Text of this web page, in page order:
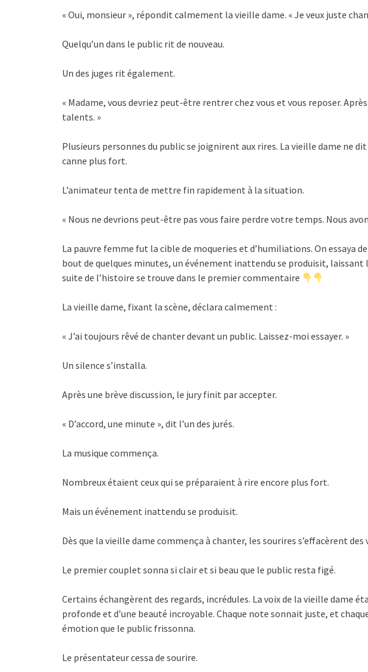
« Oui, monsieur », répondit calmement la vieille dame. « Je veux juste
Quelqu’un dans le public rit de nouveau.
Un des juges rit également.
« Madame, vous devriez peut-être rentrer chez vous et vous reposer.
talents. »
Plusieurs personnes du public se joignirent aux rires. La vieille dame ne
canne plus fort.
L’animateur tenta de mettre fin rapidement à la situation.
« Nous ne devrions peut-être pas vous faire perdre votre temps. Nous
La pauvre femme fut la cible de moqueries et d’humiliations. On essaya
bout de quelques minutes, un événement inattendu se produisit,
suite de l’histoire se trouve dans le premier commentaire
La vieille dame, fixant la scène, déclara calmement :
« J’ai toujours rêvé de chanter devant un public. Laissez-moi essayer. »
Un silence s’installa.
Après une brève discussion, le jury finit par accepter.
« D’accord, une minute », dit l’un des jurés.
La musique commença.
Nombreux étaient ceux qui se préparaient à rire encore plus fort.
Mais un événement inattendu se produisit.
Dès que la vieille dame commença à chanter, les sourires s’effacèrent des
Le premier couplet sonna si clair et si beau que le public resta figé.
Certains échangèrent des regards, incrédules. La voix de la vieille dame
profonde et d’une beauté incroyable. Chaque note sonnait juste, et
émotion que le public frissonna.
Le présentateur cessa de sourire.